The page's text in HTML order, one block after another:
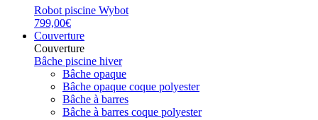
Robot piscine Wybot
799,00€
Couverture
Couverture
Bâche piscine hiver
Bâche opaque
Bâche opaque coque polyester
Bâche à barres
Bâche à barres coque polyester